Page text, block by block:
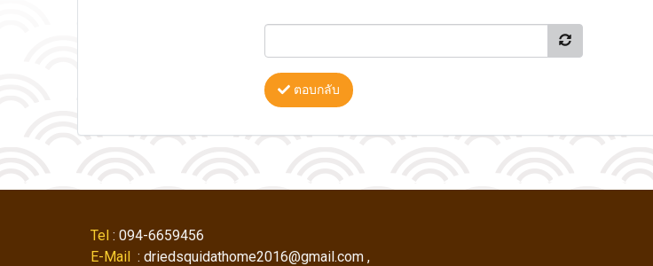
ตอบกลับ
Tel : 094-6659456
E-Mail : driedsquidathome2016@gmail.com ,